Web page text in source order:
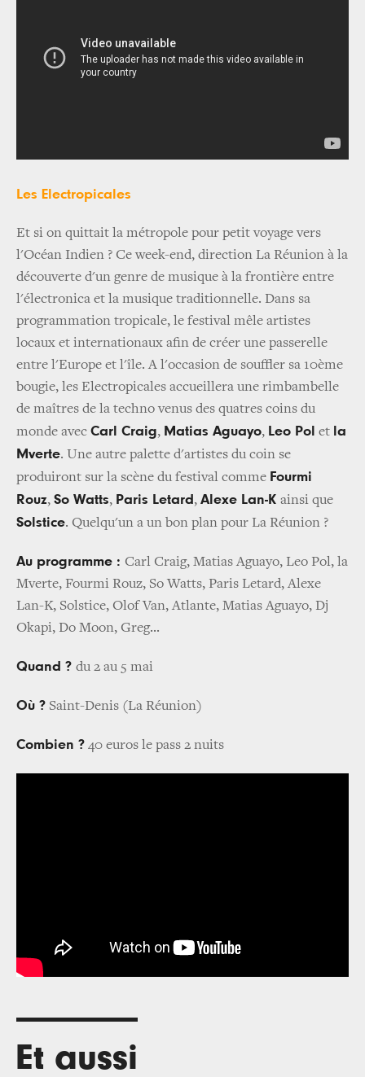
Les Electropicales
Et si on quittait la métropole pour petit voyage vers
l'Océan Indien ? Ce week-end, direction La Réunion à la
découverte d'un genre de musique à la frontière entre
l'électronica et la musique traditionnelle. Dans sa
programmation tropicale, le festival mêle artistes
locaux et internationaux afin de créer une passerelle
entre l'Europe et l'île. A l'occasion de souffler sa 10ème
bougie, les Electropicales accueillera une rimbambelle
de maîtres de la techno venus des quatres coins du
monde avec Carl Craig, Matias Aguayo, Leo Pol et la
Mverte. Une autre palette d'artistes du coin se
produiront sur la scène du festival comme Fourmi
Rouz, So Watts, Paris Letard , Alexe Lan-K ainsi que
Solstice. Quelqu'un a un bon plan pour La Réunion ?
Au programme : Carl Craig, Matias Aguayo, Leo Pol, la
Mverte, Fourmi Rouz, So Watts, Paris Letard, Alexe
Lan-K, Solstice, Olof Van, Atlante, Matias Aguayo, Dj
Okapi, Do Moon, Greg...
Quand ? du 2 au 5 mai
Où ? Saint-Denis (La Réunion)
Combien ? 40 euros le pass 2 nuits
Et aussi